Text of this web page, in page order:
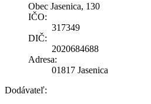
Obec Jasenica, 130
IČO:
317349
DIČ:
2020684688
Adresa:
01817 Jasenica
Dodávateľ: